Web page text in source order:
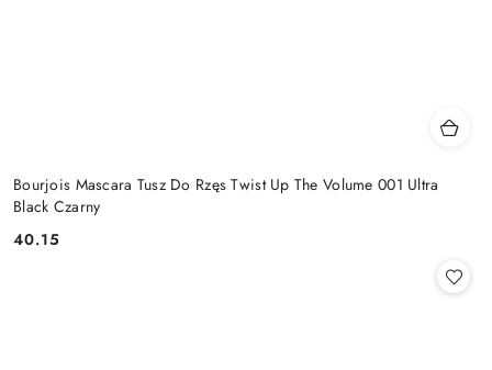
Bourjois Mascara Tusz Do Rzęs Twist Up The Volume 001 Ultra
Black Czarny
Cena:
40.15